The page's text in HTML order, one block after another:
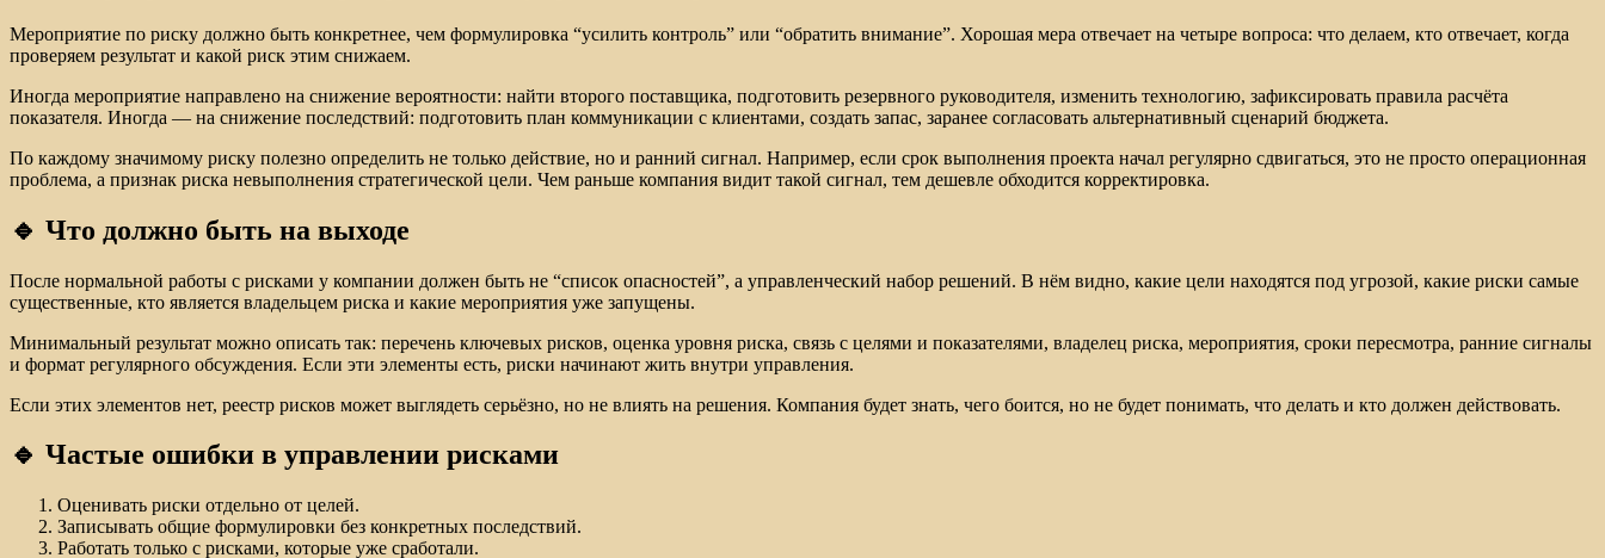
Мероприятие по риску должно быть конкретнее, чем формулировка “усилить контроль” или “обратить внимание”. Хорошая мера отвечает на четыре вопроса: что делаем, кто отвечает, когда
проверяем результат и какой риск этим снижаем.
Иногда мероприятие направлено на снижение вероятности: найти второго поставщика, подготовить резервного руководителя, изменить технологию, зафиксировать правила расчёта
показателя. Иногда — на снижение последствий: подготовить план коммуникации с клиентами, создать запас, заранее согласовать альтернативный сценарий бюджета.
По каждому значимому риску полезно определить не только действие, но и ранний сигнал. Например, если срок выполнения проекта начал регулярно сдвигаться, это не просто операционная
проблема, а признак риска невыполнения стратегической цели. Чем раньше компания видит такой сигнал, тем дешевле обходится корректировка.
🔹 Что должно быть на выходе
После нормальной работы с рисками у компании должен быть не “список опасностей”, а управленческий набор решений. В нём видно, какие цели находятся под угрозой, какие риски самые
существенные, кто является владельцем риска и какие мероприятия уже запущены.
Минимальный результат можно описать так: перечень ключевых рисков, оценка уровня риска, связь с целями и показателями, владелец риска, мероприятия, сроки пересмотра, ранние сигналы
и формат регулярного обсуждения. Если эти элементы есть, риски начинают жить внутри управления.
Если этих элементов нет, реестр рисков может выглядеть серьёзно, но не влиять на решения. Компания будет знать, чего боится, но не будет понимать, что делать и кто должен действовать.
🔹 Частые ошибки в управлении рисками
Оценивать риски отдельно от целей.
Записывать общие формулировки без конкретных последствий.
Работать только с рисками, которые уже сработали.